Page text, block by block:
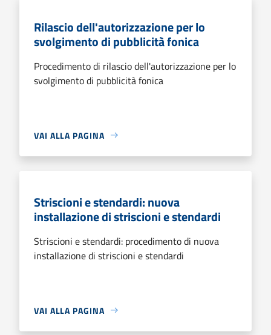
Rilascio dell'autorizzazione per lo
svolgimento di pubblicità fonica
Procedimento di rilascio dell'autorizzazione per lo
svolgimento di pubblicità fonica
VAI ALLA PAGINA
Striscioni e stendardi: nuova
installazione di striscioni e stendardi
Striscioni e stendardi: procedimento di nuova
installazione di striscioni e stendardi
VAI ALLA PAGINA